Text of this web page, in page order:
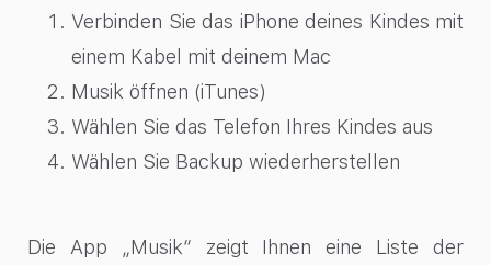
Verbinden Sie das iPhone deines Kindes mit
einem Kabel mit deinem Mac
Musik öffnen (iTunes)
Wählen Sie das Telefon Ihres Kindes aus
Wählen Sie Backup wiederherstellen
Die App „Musik“ zeigt Ihnen eine Liste der